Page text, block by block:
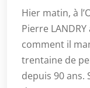
Hier matin, à
Pierre
comment il
trentaine de
depuis 90